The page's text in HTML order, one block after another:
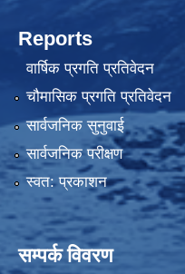
Reports
वार्षिक प्रगति प्रतिवेदन
चौमासिक प्रगति प्रतिवेदन
सार्वजनिक सुनुवाई
सार्वजनिक परीक्षण
स्वत: प्रकाशन
सम्पर्क विवरण